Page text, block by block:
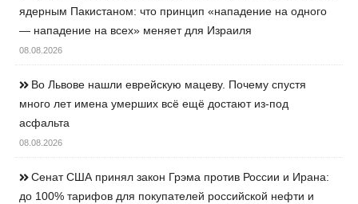
ядерным Пакистаном: что принцип «нападение на одного
— нападение на всех» меняет для Израиля
08.08.2026
Во Львове нашли еврейскую мацеву. Почему спустя
много лет имена умерших всё ещё достают из-под
асфальта
08.08.2026
Сенат США принял закон Грэма против России и Ирана:
до 100% тарифов для покупателей российской нефти и